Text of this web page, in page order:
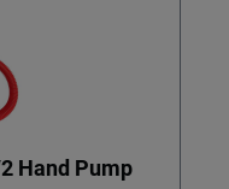
Hand Pump